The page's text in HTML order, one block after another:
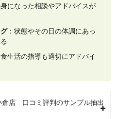
身になった相談やアドバイスが
：状態やその日の体調にあっ
食生活の指導も適切にアドバイ
倉店 口コミ評判のサンプル抽出